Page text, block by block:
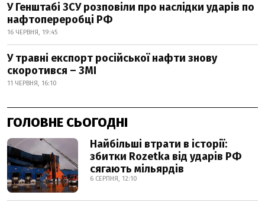
У Генштабі ЗСУ розповіли про наслідки ударів по
нафтопереробці РФ
16 ЧЕРВНЯ, 19:45
У травні експорт російської нафти знову
скоротився – ЗМІ
11 ЧЕРВНЯ, 16:10
ГОЛОВНЕ СЬОГОДНІ
Найбільші втрати в історії:
збитки Rozetka від ударів РФ
сягають мільярдів
6 СЕРПНЯ, 12:10